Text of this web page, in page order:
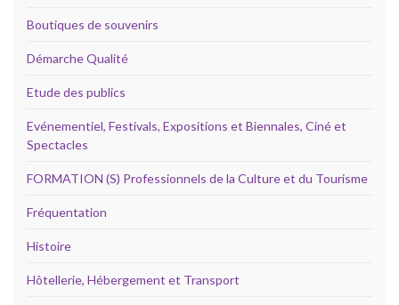
Boutiques de souvenirs
Démarche Qualité
Etude des publics
Evénementiel, Festivals, Expositions et Biennales, Ciné et
Spectacles
FORMATION (S) Professionnels de la Culture et du Tourisme
Fréquentation
Histoire
Hôtellerie, Hébergement et Transport